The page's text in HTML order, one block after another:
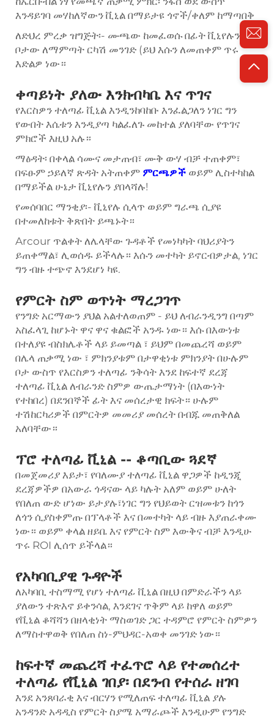
እንዳይገባ መሃከለኛውን ቪኒል በማይታዩ ጎኖች/ቀለም ከማጣበቅ
ለድህረ ምረቃ ዝግጅት፡- ሙጫው ከመፈወሱ በፊት ቪኒየሉን ወደ
ቦታው ለማምጣት ርካሽ መንገድ (ይህ እሱን ለመጠቀም ጥሩ
እድልዎ ነው።
ቀጣይነት ያለው እንክብካቤ እና ጥገና
የእርስዎን ተለጣፊ ቪኒል እንዲንከባከቡ እንፈልጋለን ነገር ግን
የውበት እሴቱን እንዲያጣ ካልፈለጉ መከተል ያለባቸው የጥገና
ምክሮች እዚህ አሉ።
ማፅዳት፡ በቀላል ሳሙና መታጠብ፣ ሙቅ ውሃ ብቻ ተጠቀም፣
በፍፁም ኃይለኛ ጽዳት አትጠቀም ምርጫዎች ወይም ሊስተካከል
በማይችል ሁኔታ ቪኒየሉን ያበላሻሉ!
የመሰባበር ማንቂያ፡- ቪኒየሉ ሲላጥ ወይም ግራጫ ሲያዩ
በተመለከቱት ቅጽበት ይጫኑት።
Arcour ጥልቀት ለሌላቸው ጉዳቶች የመነካካት ባህሪያትን
ይጠቀማል፣ ሊወሰዱ ይችላሉ። እሱን መተካት ይኖርብዎታል, ነገር
ግን ብዙ ተጭኖ እንደሆነ ካዩ.
የምርት ስም ወጥነት ማረጋገጥ
የንግድ አርማውን ያህል አልተለወጠም - ይህ ለብራንዲንግ በጣም
አስፈላጊ ከሆኑት ዋና ዋና ቁልፎች አንዱ ነው። እሱ በእውነቱ
በተለያዩ ብስክሌቶች ላይ ይመጣል ፣ ይህም በመጨረሻ ወይም
በሌላ ጠቃሚ ነው ፣ ምክንያቱም በታዋቂነቱ ምክንያት በሁሉም
ቦታ ውስጥ የእርስዎን ተለጣፊ ንቅሳት እንደ ከፍተኛ ደረጃ
ተለጣፊ ቪኒል ለብራንድ ስምዎ ውጤታማነት (በእውነት
የተከበረ) በደንበኞች ፊት እና መሰረታዊ ክፍት። ሁሉም
ተሽከርካሪዎች በምርትዎ መመሪያ መሰረት በብጁ መጠቅለል
አለባቸው።
ፕሮ ተለጣፊ ቪኒል -- ቆጣቢው ጓደኛ
በመጀመሪያ እይታ፣ የባለሙያ ተለጣፊ ቪኒል ዋጋዎች ከዲንጂ
ደረጃዎችዎ በአውራ ጎዳናው ላይ ካሉት አለም ወይም ሁለት
የበለጠ ውድ ሆነው ይታያሉ፣ነገር ግን የህይወት ርዝመቱን ከጎን
ለጎን ሲያስቀምጡ በፕላቶች እና በመተካት ላይ ብዙ እያጠራቀሙ
ነው። ወይም ቀላል ዘይቤ እና የምርት ስም እውቅና ብቻ እንዲሁ
ጥሩ ROI ሊሰጥ ይችላል።
የአካባቢያዊ ጉዳዮች
ለአካባቢ ተስማሚ የሆነ ተለጣፊ ቪኒል በዚህ በምድራችን ላይ
ያለውን ተጽእኖ ይቀንሳል, እንደገና ጥቅም ላይ ከዋለ ወይም
የቪኒል ቆሻሻን በዘላቂነት ማስወገድ ጋር ተዳምሮ የምርት ስምዎን
ለማስተዋወቅ የበለጠ ስነ-ምህዳር-አወቀ መንገድ ነው።
ከፍተኛ መጨረሻ ተፈጥሮ ላይ የተመሰረተ
ተለጣፊ የቪኒል ገበያ፡ በደንብ የተሰራ ዘገባ
እንደ አንጸባራቂ እና ብርሃን የሚለጠፍ ተለጣፊ ቪኒል ያሉ
አንዳንድ አዳዲስ የምርት ስያሜ አማራጮች እንዲሁም የንግድ